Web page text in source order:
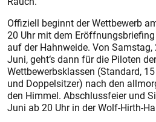
Offiziell beginnt der Wettbewerb
20 Uhr mit dem
auf der Hahnweide. Von
Juni, geht‘s dann für die Piloten
Wettbewerbsklassen (Standard,
und Doppelsitzer) nach den
den Himmel. Abschlussfeier und
Juni ab 20 Uhr in der Wolf-Hirth-